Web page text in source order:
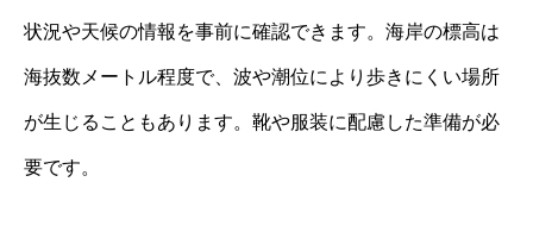
状況や天候の情報を事前に確認できます。海岸の標高は
海抜数メートル程度で、波や潮位により歩きにくい場所
が生じることもあります。靴や服装に配慮した準備が必
要です。